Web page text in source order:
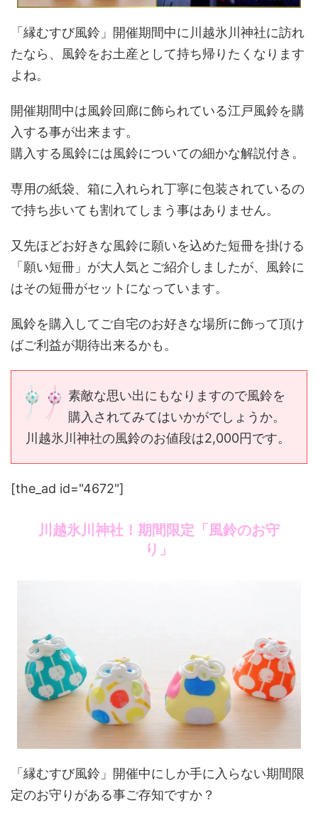
「縁むすび風鈴」開催期間中に川越氷川神社に訪れ
たなら、風鈴をお土産として持ち帰りたくなります
よね。
開催期間中は風鈴回廊に飾られている江戸風鈴を購
入する事が出来ます。
購入する風鈴には風鈴についての細かな解説付き。
専用の紙袋、箱に入れられ丁寧に包装されているの
で持ち歩いても割れてしまう事はありません。
又先ほどお好きな風鈴に願いを込めた短冊を掛ける
「願い短冊」が大人気とご紹介しましたが、風鈴に
はその短冊がセットになっています。
風鈴を購入してご自宅のお好きな場所に飾って頂け
ばご利益が期待出来るかも。
素敵な思い出にもなりますので風鈴を
購入されてみてはいかがでしょうか。
川越氷川神社の風鈴のお値段は2,000円です。
[the_ad id="4672"]
川越氷川神社！期間限定「風鈴のお守
り」
「縁むすび風鈴」開催中にしか手に入らない期間限
定のお守りがある事ご存知ですか？